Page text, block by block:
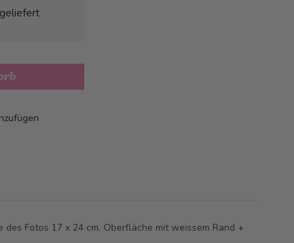
geliefert
des Fotos 17 x 24 cm. Oberfläche mit weissem Rand +